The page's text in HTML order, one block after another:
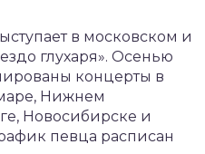
в московском и
глухаря». Осенью
концерты в
Нижнем
Новосибирске и
певца расписан